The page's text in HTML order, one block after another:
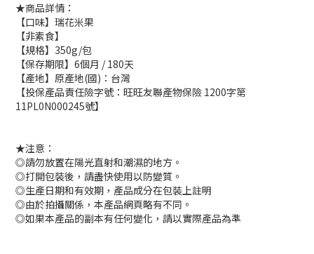
★商品詳情：
【口味】瑞花米果
【非素食】
【規格】350g/包
【保存期限】6個月 / 180天
【產地】原產地(國)：台灣
【投保產品責任險字號：旺旺友聯產物保險 1200字第
11PL0N000245號】
★注意：
◎請勿放置在陽光直射和潮濕的地方。
◎打開包裝後，請盡快使用以防變質。
◎生產日期和有效期，產品成分在包裝上註明
◎由於拍攝關係，本產品網頁略有不同。
◎如果本產品的副本有任何變化，請以實際產品為準